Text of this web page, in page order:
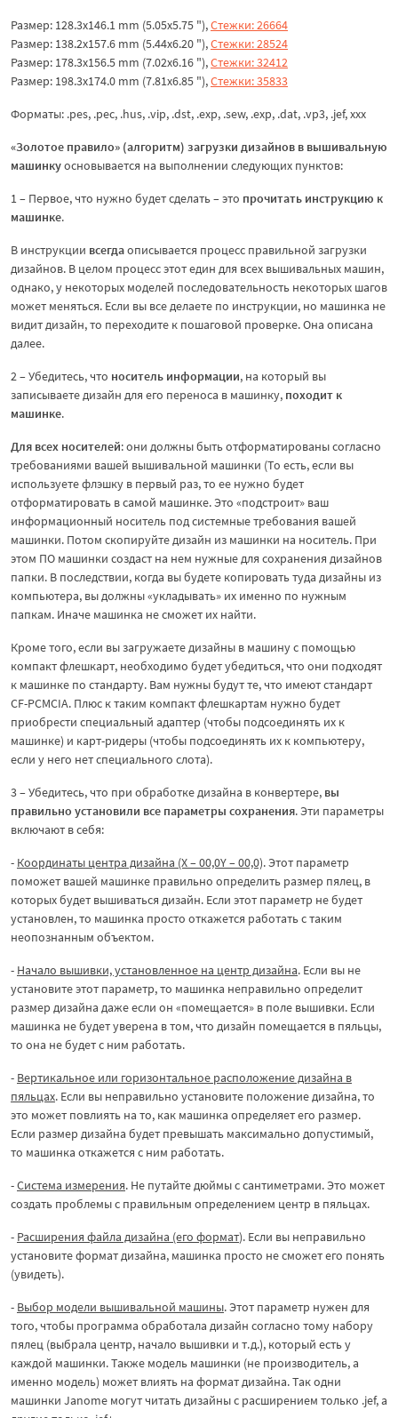
Размер: 128.3x146.1 mm (5.05x5.75 "),Стежки: 26664
Размер: 138.2x157.6 mm (5.44x6.20 "),Стежки: 28524
Размер: 178.3x156.5 mm (7.02x6.16 "),Стежки: 32412
Размер: 198.3x174.0 mm (7.81x6.85 "),Стежки: 35833
Форматы: .pes, .pec, .hus, .vip, .dst, .exp, .sew, .exp, .dat, .vp3, .jef, ххх
«Золотое правило» (алгоритм) загрузки дизайнов в вышивальную
машинкуосновывается на выполнении следующих пунктов:
1 – Первое, что нужно будет сделать – это прочитать инструкцию к
машинке.
В инструкции всегдаописывается процесс правильной загрузки
дизайнов. В целом процесс этот един для всех вышивальных машин,
однако, у некоторых моделей последовательность некоторых шагов
может меняться. Если вы все делаете по инструкции, но машинка не
видит дизайн, то переходите к пошаговой проверке. Она описана
далее.
2 – Убедитесь, что носитель информации, на который вы
записываете дизайн для его переноса в машинку, походит к
машинке.
Для всех носителей: они должны быть отформатированы согласно
требованиями вашей вышивальной машинки (То есть, если вы
используете флэшку в первый раз, то ее нужно будет
отформатировать в самой машинке. Это «подстроит» ваш
информационный носитель под системные требования вашей
машинки. Потом скопируйте дизайн из машинки на носитель. При
этом ПО машинки создаст на нем нужные для сохранения дизайнов
папки. В последствии, когда вы будете копировать туда дизайны из
компьютера, вы должны «укладывать» их именно по нужным
папкам. Иначе машинка не сможет их найти.
Кроме того, если вы загружаете дизайны в машину с помощью
компакт флешкарт, необходимо будет убедиться, что они подходят
к машинке по стандарту. Вам нужны будут те, что имеют стандарт
CF-PCMCIA. Плюс к таким компакт флешкартам нужно будет
приобрести специальный адаптер (чтобы подсоединять их к
машинке) и карт-ридеры (чтобы подсоединять их к компьютеру,
если у него нет специального слота).
3 – Убедитесь, что при обработке дизайна в конвертере, вы
правильно установили все параметры сохранения. Эти параметры
включают в себя:
- Координаты центра дизайна (X – 00,0Y – 00,0). Этот параметр
поможет вашей машинке правильно определить размер пялец, в
которых будет вышиваться дизайн. Если этот параметр не будет
установлен, то машинка просто откажется работать с таким
неопознанным объектом.
- Начало вышивки, установленное на центр дизайна. Если вы не
установите этот параметр, то машинка неправильно определит
размер дизайна даже если он «помещается» в поле вышивки. Если
машинка не будет уверена в том, что дизайн помещается в пяльцы,
то она не будет с ним работать.
- Вертикальное или горизонтальное расположение дизайна в
пяльцах. Если вы неправильно установите положение дизайна, то
это может повлиять на то, как машинка определяет его размер.
Если размер дизайна будет превышать максимально допустимый,
то машинка откажется с ним работать.
-Система измерения. Не путайте дюймы с сантиметрами. Это может
создать проблемы с правильным определением центр в пяльцах.
- Расширения файла дизайна (его формат). Если вы неправильно
установите формат дизайна, машинка просто не сможет его понять
(увидеть).
- Выбор модели вышивальной машины. Этот параметр нужен для
того, чтобы программа обработала дизайн согласно тому набору
пялец (выбрала центр, начало вышивки и т.д.), который есть у
каждой машинки. Также модель машинки (не производитель, а
именно модель) может влиять на формат дизайна. Так одни
машинки Janome могут читать дизайны с расширением только .jef, а